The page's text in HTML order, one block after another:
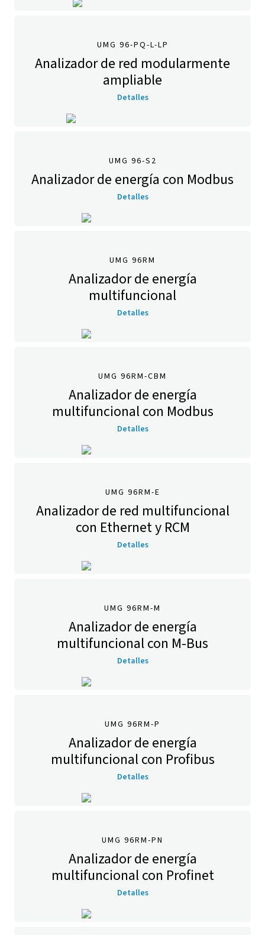
UMG 96-PQ-L-LP
Analizador de red modularmente
ampliable
Detalles
UMG 96-S2
Analizador de energía con Modbus
Detalles
UMG 96RM
Analizador de energía
multifuncional
Detalles
UMG 96RM-CBM
Analizador de energía
multifuncional con Modbus
Detalles
UMG 96RM-E
Analizador de red multifuncional
con Ethernet y RCM
Detalles
UMG 96RM-M
Analizador de energía
multifuncional con M-Bus
Detalles
UMG 96RM-P
Analizador de energía
multifuncional con Profibus
Detalles
UMG 96RM-PN
Analizador de energía
multifuncional con Profinet
Detalles